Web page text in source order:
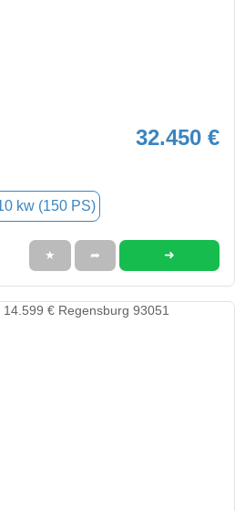
32.450 €
kw (150 PS)
★ ➦ ➜